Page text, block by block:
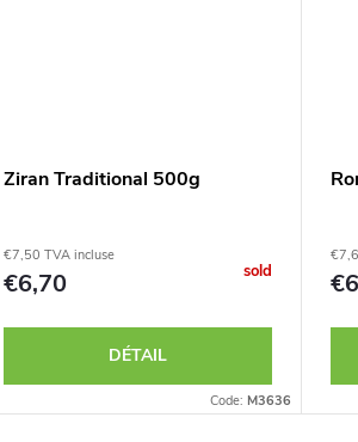
Ziran Traditional 500g
€7,50 TVA incluse
€6,70 sold
DÉTAIL
Code: M3636